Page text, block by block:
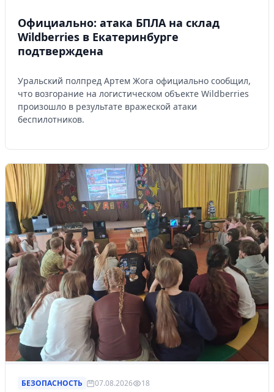
Официально: атака БПЛА на склад
Wildberries в Екатеринбурге
подтверждена
Уральский полпред Артем Жога официально сообщил,
что возгорание на логистическом объекте Wildberries
произошло в результате вражеской атаки
беспилотников.
БЕЗОПАСНОСТЬ 07.08.2026 18